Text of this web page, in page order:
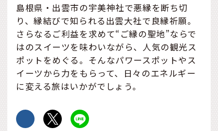
島根県・出雲市の宇美神社で悪縁を断ち切
り、縁結びで知られる出雲大社で良縁祈願。
さらなるご利益を求めて“ご縁の聖地”ならで
はのスイーツを味わいながら、人気の観光ス
ポットをめぐる。そんなパワースポットやス
イーツから力をもらって、日々のエネルギー
に変える旅はいかがでしょう。